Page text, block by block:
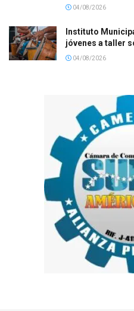
04/08/2026
Instituto
jóvenes a taller
04/08/2026